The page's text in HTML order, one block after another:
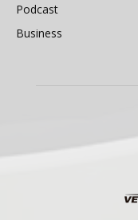
Podcast
Business